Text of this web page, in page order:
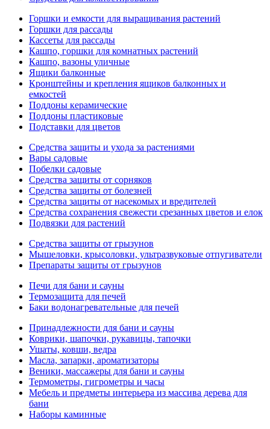
Горшки и емкости для выращивания растений
Горшки для рассады
Кассеты для рассады
Кашпо, горшки для комнатных растений
Кашпо, вазоны уличные
Ящики балконные
Кронштейны и крепления ящиков балконных и
емкостей
Поддоны керамические
Поддоны пластиковые
Подставки для цветов
Средства защиты и ухода за растениями
Вары садовые
Побелки садовые
Средства защиты от сорняков
Средства защиты от болезней
Средства защиты от насекомых и вредителей
Средства сохранения свежести срезанных цветов и елок
Подвязки для растений
Средства защиты от грызунов
Мышеловки, крысоловки, ультразвуковые отпугиватели
Препараты защиты от грызунов
Печи для бани и сауны
Термозащита для печей
Баки водонагревательные для печей
Принадлежности для бани и сауны
Коврики, шапочки, рукавицы, тапочки
Ушаты, ковши, ведра
Масла, запарки, ароматизаторы
Веники, массажеры для бани и сауны
Термометры, гигрометры и часы
Мебель и предметы интерьера из массива дерева для
бани
Наборы каминные